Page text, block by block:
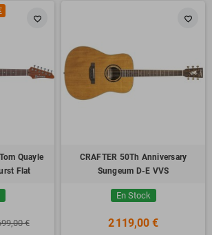
favorite_border
Quayle
Flat
€
favorite_border
CRAFTER 50Th Anniversary
Sungeum D-E VVS
En Stock
2 119,00 €